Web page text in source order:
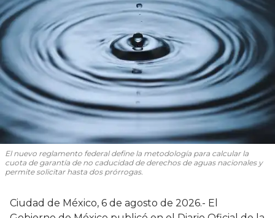
El nuevo reglamento federal define la metodología para calcular la
cuota de garantía de no caducidad de derechos de aguas nacionales y
permite solicitar hasta dos prórrogas.
Ciudad de México, 6 de agosto de 2026.- El